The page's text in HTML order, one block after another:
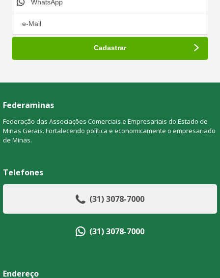
Federaminas
Federação das Associações Comerciais e Empresariais do Estado de
Minas Gerais. Fortalecendo política e economicamente o empresariado
de Minas.
Telefones
(31) 3078-7000
(31) 3078-7000
Endereço